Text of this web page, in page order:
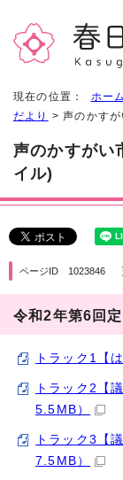
現在の位置： ホーム
だより
> 声のかす
声のかすが
イル)
ページID 1023846
令和2年第6回
トラック1【
トラック2【
5.5MB）
トラック3【
7.5MB）